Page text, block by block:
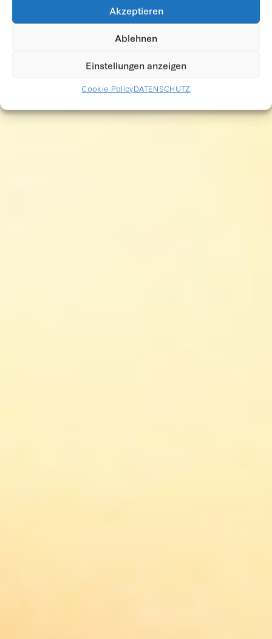
Akzeptieren
Ablehnen
Einstellungen anzeigen
Cookie PolicyDATENSCHUTZ
MEL RAMOS